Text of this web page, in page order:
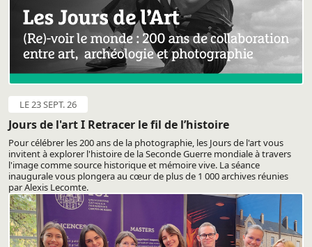
LE 23 SEPT. 26
Jours de l'art I Retracer le fil de l’histoire
Pour célébrer les 200 ans de la photographie, les Jours de l'art vous
invitent à explorer l'histoire de la Seconde Guerre mondiale à travers
l'image comme source historique et mémoire vive. La séance
inaugurale vous plongera au cœur de plus de 1 000 archives réunies
par Alexis Lecomte.